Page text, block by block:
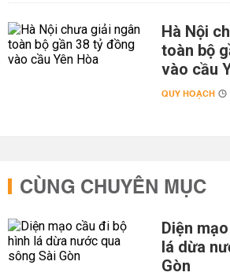
Hà Nội
toàn bộ
vào cầu
QUY HOẠCH
CÙNG CHUYÊN MỤC
Diện
lá dừa
Gòn